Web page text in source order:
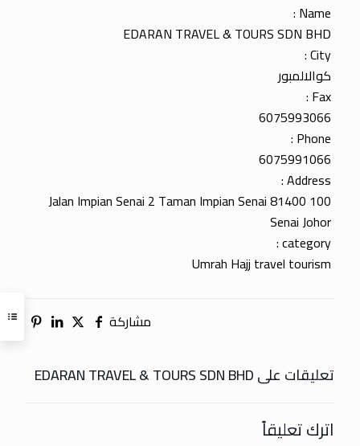
Name :
EDARAN TRAVEL & TOURS SDN BHD
City :
كوالالمبور
Fax :
6075993066
Phone :
6075991066
Address :
100 Jalan Impian Senai 2 Taman Impian Senai 81400
Senai Johor
category :
Umrah Hajj travel tourism
مشاركة
تعليقات على EDARAN TRAVEL & TOURS SDN BHD
اترك تعليقاً